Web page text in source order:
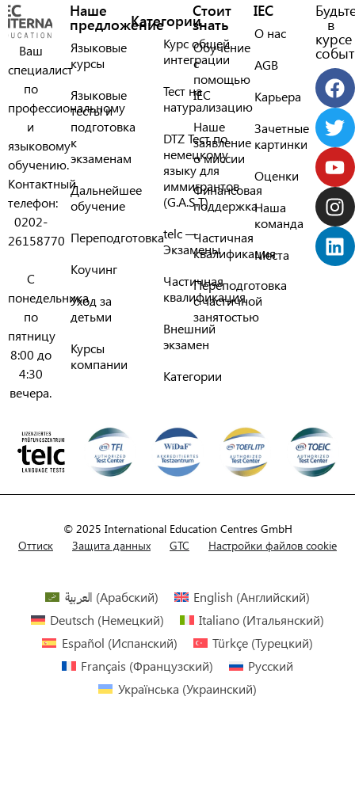
Ваш
специалист
по
профессиональному
и
языковому
обучению.
Контактный
телефон:
0202-
26158770
С
понедельника
по
пятницу
8:00 до
4:30
вечера.
Наше
предложение
Языковые
курсы
Языковые
тесты и
подготовка
к
экзаменам
Дальнейшее
обучение
Переподготовка
Коучинг
Уход за
детьми
Курсы
компании
Категории
Курс общей
интеграции
Тест на
натурализацию
DTZ Тест по
немецкому
языку для
иммигрантов
(G.A.S.T)
telc —
Экзамены
Частичная
квалификация
Внешний
экзамен
Категории
Стоит
знать
Обучение
с
помощью
IEC
Наше
заявление
о миссии
Финансовая
поддержка
Частичная
квалификация
Переподготовка
с частичной
занятостью
IEC
О нас
AGB
Карьера
Зачетные
картинки
Оценки
Наша
команда
Места
в
курсе
© 2025 International Education Centres GmbH
Оттиск
Защита данных GTC Настройки файлов cookie
العربية (Арабский) English (Английский)
Deutsch (Немецкий) Italiano (Итальянский)
Español (Испанский) Türkçe(Турецкий)
Français (Французский)
Русский
Українська (Украинский)